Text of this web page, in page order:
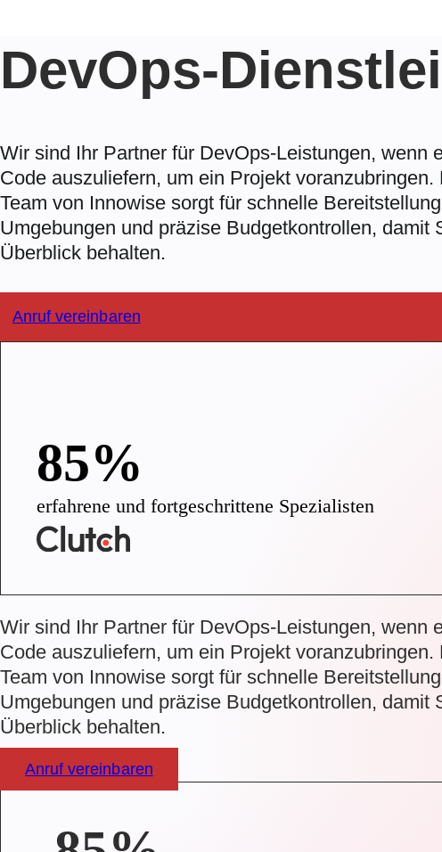
DevOps-
Wir sind Ihr Partner für DevOps-Leistungen, wenn
Code auszuliefern, um ein Projekt voranzubringen.
Team von Innowise sorgt für schnelle
Umgebungen und präzise Budgetkontrollen, damit
Überblick behalten.
Anruf vereinbaren
85%
erfahrene und fortgeschrittene Spezialisten
Wir sind Ihr Partner für DevOps-Leistungen, wenn
Code auszuliefern, um ein Projekt voranzubringen.
Team von Innowise sorgt für schnelle
Umgebungen und präzise Budgetkontrollen, damit
Überblick behalten.
Anruf vereinbaren